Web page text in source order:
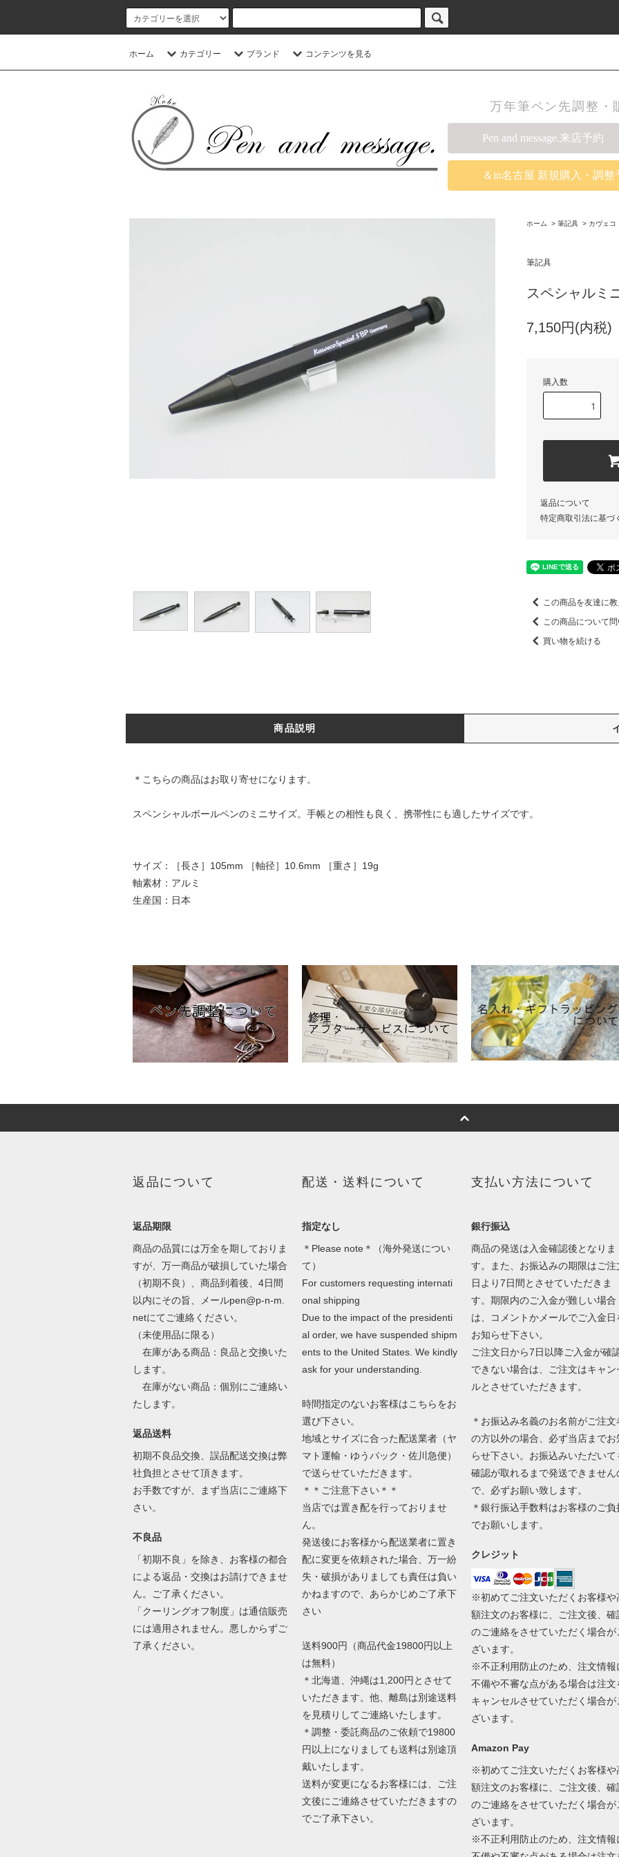
ホーム カテゴリー ブランド コンテンツを見る
万年筆ペン先調整
Pen and message.来店予約
＆in名古屋 新規購入・調整
ホーム > 筆記具 > カヴェコ
筆記具
スペシャルミ
7,150円(内税)
購入数
返品について
特定商取引法に基づ
この商品を友達に教
この商品について
買い物を続ける
商品説明
＊こちらの商品はお取り寄せになります。
スペンシャルボールペンのミニサイズ。手帳との相性も良く、携帯性にも適したサイズです。
サイズ：［長さ］105mm ［軸径］10.6mm ［重さ］19g
軸素材：アルミ
生産国：日本
返品について
返品期限
商品の品質には万全を期しておりま
すが、万一商品が破損していた場合
（初期不良）、商品到着後、4日間
以内にその旨、メールpen@p-n-m.
netにてご連絡ください。
（未使用品に限る）
在庫がある商品：良品と交換いた
します。
在庫がない商品：個別にご連絡い
たします。
返品送料
初期不良品交換、誤品配送交換は弊
社負担とさせて頂きます。
お手数ですが、まず当店にご連絡下
さい。
不良品
「初期不良」を除き、お客様の都合
による返品・交換はお請けできませ
ん。ご了承ください。
「クーリングオフ制度」は通信販売
には適用されません。悪しからずご
了承ください。
配送・送料について
指定なし
＊Please note＊（海外発送につい
て）
For customers requesting internati
onal shipping
Due to the impact of the presidenti
al order, we have suspended shipm
ents to the United States. We kindly
ask for your understanding.
時間指定のないお客様はこちらをお
選び下さい。
地域とサイズに合った配送業者（ヤ
マト運輸・ゆうパック・佐川急便）
で送らせていただきます。
＊＊ご注意下さい＊＊
当店では置き配を行っておりませ
ん。
発送後にお客様から配送業者に置き
配に変更を依頼された場合、万一紛
失・破損がありましても責任は負い
かねますので、あらかじめご了承下
さい
送料900円（商品代金19800円以上
は無料）
＊北海道、沖縄は1,200円とさせて
いただきます。他、離島は別途送料
を見積りしてご連絡いたします。
＊調整・委託商品のご依頼で19800
円以上になりましても送料は別途頂
戴いたします。
送料が変更になるお客様には、ご注
文後にご連絡させていただきますの
でご了承下さい。
支払い方法について
銀行振込
商品の発送は入金確認後となりま
す。また、お振込みの期限はご注
日より7日間とさせていただきま
す。期限内のご入金が難しい場合
は、コメントかメールでご入金日
お知らせ下さい。
ご注文日から7日以降ご入金が確
できない場合は、ご注文はキャン
ルとさせていただきます。
＊お振込み名義のお名前がご注文
の方以外の場合、必ず当店までお
らせ下さい。お振込みいただいて
確認が取れるまで発送できません
で、必ずお願い致します。
＊銀行振込手数料はお客様のご負
でお願いします。
クレジット
※初めてご注文いただくお客様や
額注文のお客様に、ご注文後、確
のご連絡をさせていただく場合が
ざいます。
※不正利用防止のため、注文情報
不備や不審な点がある場合は注文
キャンセルさせていただく場合が
ざいます。
Amazon Pay
※初めてご注文いただくお客様や
額注文のお客様に、ご注文後、確
のご連絡をさせていただく場合が
ざいます。
※不正利用防止のため、注文情報